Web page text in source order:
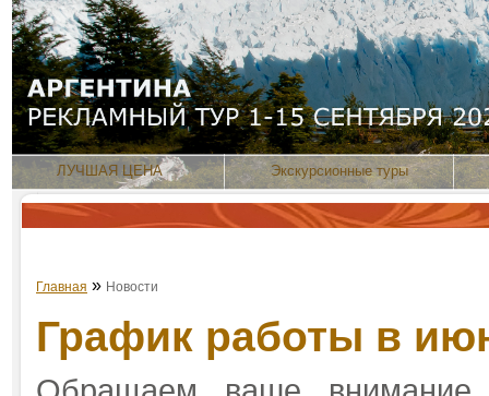
ЛУЧШАЯ ЦЕНА Экскурсионные туры
Главная » Новости
График работы в